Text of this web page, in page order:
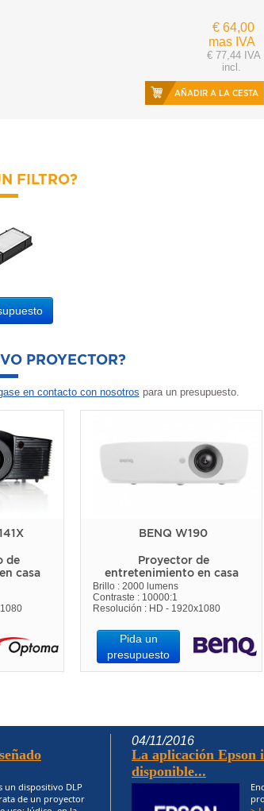
€ 64,00
mas IVA
€ 77,44 IVA
incl.
AÑADIR A LA CESTA
FILTRO?
PROYECTOR?
en contacto con nosotros para un presupuesto.
de
casa
BENQ W190
Proyector de
entretenimiento en casa
Brillo : 2000 lumens
Contraste : 10000:1
Resolución : HD - 1920x1080
Pida un
presupuesto
un dispositivo DLP
de un proyector
04/11/2016
La aplicación Epson
disponible...